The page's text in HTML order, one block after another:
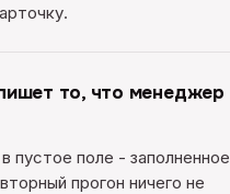
то, что менеджер
пустое поле - заполненное
прогон ничего не